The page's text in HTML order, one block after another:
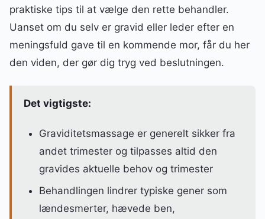
praktiske tips til at vælge den rette behandler.
Uanset om du selv er gravid eller leder efter en
meningsfuld gave til en kommende mor, får du her
den viden, der gør dig tryg ved beslutningen.
Det vigtigste:
Graviditetsmassage er generelt sikker fra
andet trimester og tilpasses altid den
gravides aktuelle behov og trimester
Behandlingen lindrer typiske gener som
lændesmerter, hævede ben,